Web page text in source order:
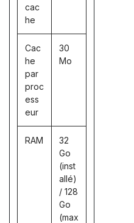
cac
he
Cac
he
par
proc
ess
eur
30
Mo
RAM
32
Go
(inst
allé)
/ 128
Go
(max